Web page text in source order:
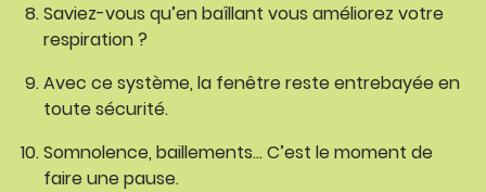
Saviez-vous qu’en baîllant vous améliorez votre
respiration ?
Avec ce système, la fenêtre reste entrebayée en
toute sécurité.
Somnolence, baillements… C’est le moment de
faire une pause.